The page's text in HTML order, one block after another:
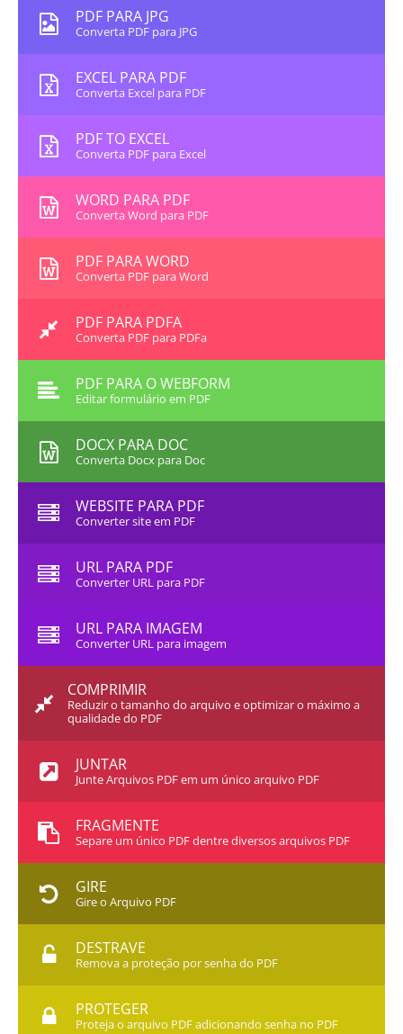
PDF PARA JPG
Converta PDF para JPG
EXCEL PARA PDF
Converta Excel para PDF
PDF TO EXCEL
Converta PDF para Excel
WORD PARA PDF
Converta Word para PDF
PDF PARA WORD
Converta PDF para Word
PDF PARA PDFA
Converta PDF para PDFa
PDF PARA O WEBFORM
Editar formulário em PDF
DOCX PARA DOC
Converta Docx para Doc
WEBSITE PARA PDF
Converter site em PDF
URL PARA PDF
Converter URL para PDF
URL PARA IMAGEM
Converter URL para imagem
COMPRIMIR
Reduzir o tamanho do arquivo e optimizar o máximo a
qualidade do PDF
JUNTAR
Junte Arquivos PDF em um único arquivo PDF
FRAGMENTE
Separe um único PDF dentre diversos arquivos PDF
GIRE
Gire o Arquivo PDF
DESTRAVE
Remova a proteção por senha do PDF
PROTEGER
Proteja o arquivo PDF adicionando senha no PDF